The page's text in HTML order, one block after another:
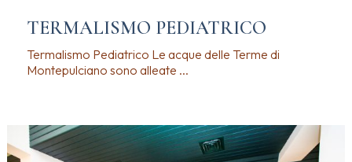
TERMALISMO PEDIATRICO
Termalismo Pediatrico Le acque delle Terme di
Montepulciano sono alleate ...